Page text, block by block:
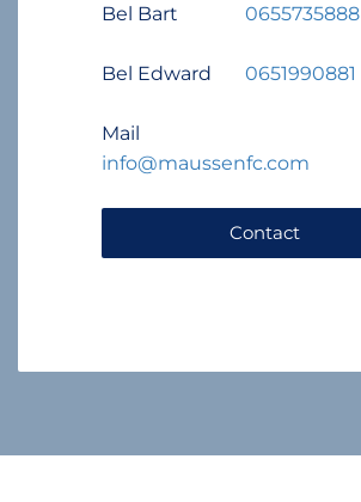
Bel Bart 0655735888
Bel Edward 0651990881
Mail
info@maussenfc.com
Contact